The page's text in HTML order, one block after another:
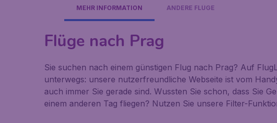
MEHR INFORMATION ANDERE FLÜGE
Flüge nach Prag
Sie suchen nach einem günstigen Flug nach Prag? Auf
unterwegs: unsere nutzerfreundliche Webseite ist vom
auch immer Sie gerade sind. Wussten Sie schon, dass Sie
einem anderen Tag fliegen? Nutzen Sie unsere Filter-